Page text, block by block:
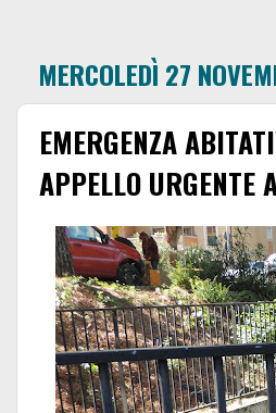
MERCOLEDÌ 27
EMERGENZA
APPELLO URGENTE